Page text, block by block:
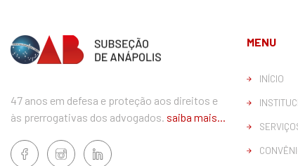
47 anos em defesa e proteção aos direitos e
às prerrogativas dos advogados. saiba mais...
MENU
INÍCIO